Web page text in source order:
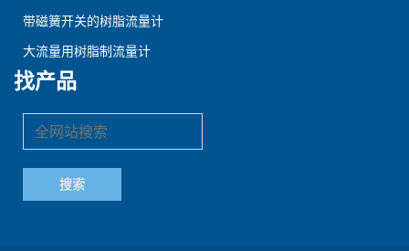
带磁簧开关的树脂流量计
大流量用树脂制流量计
找产品